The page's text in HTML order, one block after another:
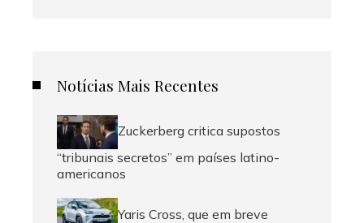
Notícias Mais Recentes
Zuckerberg critica supostos
“tribunais secretos” em países latino-
americanos
Yaris Cross, que em breve